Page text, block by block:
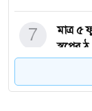
মাত্র ৫
স্বপ্নের ঠ
7
8